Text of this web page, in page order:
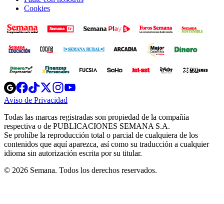
Cookies
Opens
in
new
Opens
in
new
Opens
in
new
window
Opens
new
windowwindow
Aviso de Privacidad
new
window
Todas las marcas registradas son propiedad de la compañía
respectiva o de PUBLICACIONES SEMANA S.A.
Se prohíbe la reproducción total o parcial de cualquiera de los
contenidos que aquí aparezca, así como su traducción a cualquier
idioma sin autorización escrita por su titular.
© 2026 Semana. Todos los derechos reservados.